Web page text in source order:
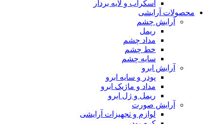
اسکراب و لایه بردار
محصولات آرایشی
آرایش چشم
ریمل
مداد چشم
خط چشم
سایه چشم
آرایش ابرو
پودر و سایه ابرو
مداد و ماژیک ابرو
ریمل و ژل ابرو
آرایش صورت
لوازم و تجهیزات آرایشی